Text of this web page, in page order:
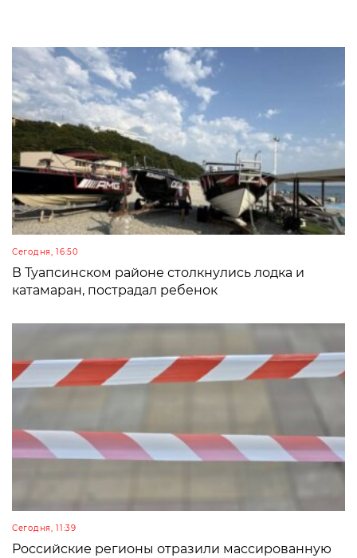
Сегодня, 16:50
В Туапсинском районе столкнулись лодка и
катамаран, пострадал ребенок
Сегодня, 11:39
Российские регионы отразили массированную